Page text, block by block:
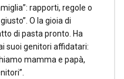
rapporti, regole o
O la gioia di
di pasta pronto. Ha
suoi genitori affidatari:
mamma e papà,